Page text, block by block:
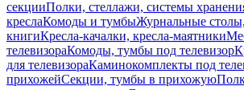
секцииПолки, стеллажи, системы
креслаКомоды и тумбыЖурнальные
книгиКресла-качалки, кресла-маятники
телевизораКомоды, тумбы под телевизор
для телевизораКаминокомплекты под
прихожейСекции, тумбы в прихожую